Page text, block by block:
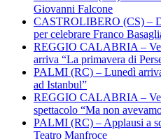
Giovanni Falcone
CASTROLIBERO (CS) –
per celebrare Franco
REGGIO CALABRIA –
arriva “La primavera di
PALMI (RC) – Lunedì
ad Istanbul”
REGGIO CALABRIA –
spettacolo “Ma non
PALMI (RC) – Applausi a
Teatro Manfroce